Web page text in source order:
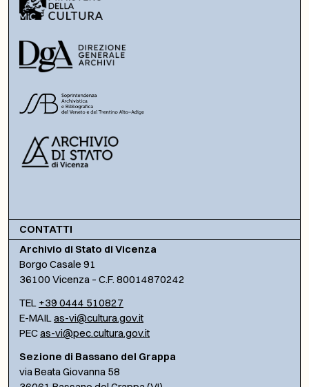
CONTATTI
Archivio di Stato di Vicenza
Borgo Casale 91
36100 Vicenza – C.F. 80014870242
TEL +39 0444 510827
E-MAILas-vi@cultura.gov.it
PECas-vi@pec.cultura.gov.it
Sezione di Bassano del Grappa
via Beata Giovanna 58